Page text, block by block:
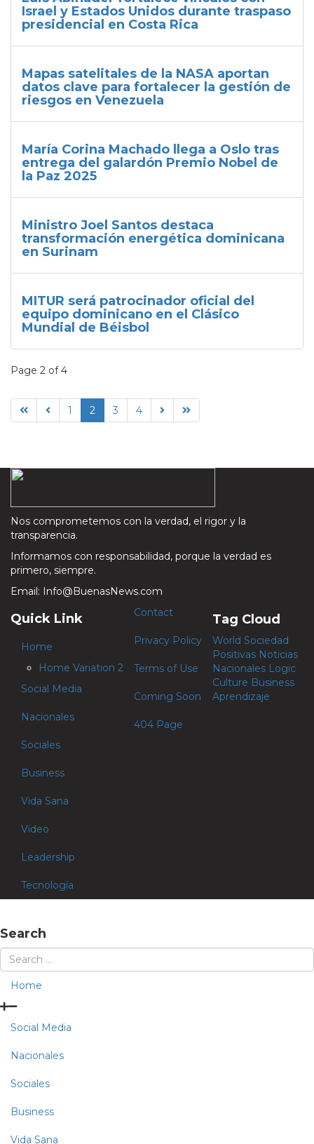
Israel y Estados Unidos durante traspaso
presidencial en Costa Rica
Mapas satelitales de la NASA aportan
datos clave para fortalecer la gestión de
riesgos en Venezuela
María Corina Machado llega a Oslo tras
entrega del galardón Premio Nobel de
la Paz 2025
Ministro Joel Santos destaca
transformación energética dominicana
en Surinam
MITUR será patrocinador oficial del
equipo dominicano en el Clásico
Mundial de Béisbol
Page 2 of 4
1 2 3 4
Nos comprometemos con la verdad, el rigor y la
transparencia.
Informamos con responsabilidad, porque la verdad es
primero, siempre.
Email: Info@BuenasNews.com
Quick Link
Home
Home Variation 2
Social Media
Nacionales
Sociales
Business
Vida Sana
Video
Leadership
Tecnología
Contact
Privacy Policy
Terms of Use
Coming Soon
404 Page
Tag Cloud
World Sociedad
Positivas Noticias
Nacionales Logic
Culture Business
Aprendizaje
Search
Home
Social Media
Nacionales
Sociales
Business
Vida Sana